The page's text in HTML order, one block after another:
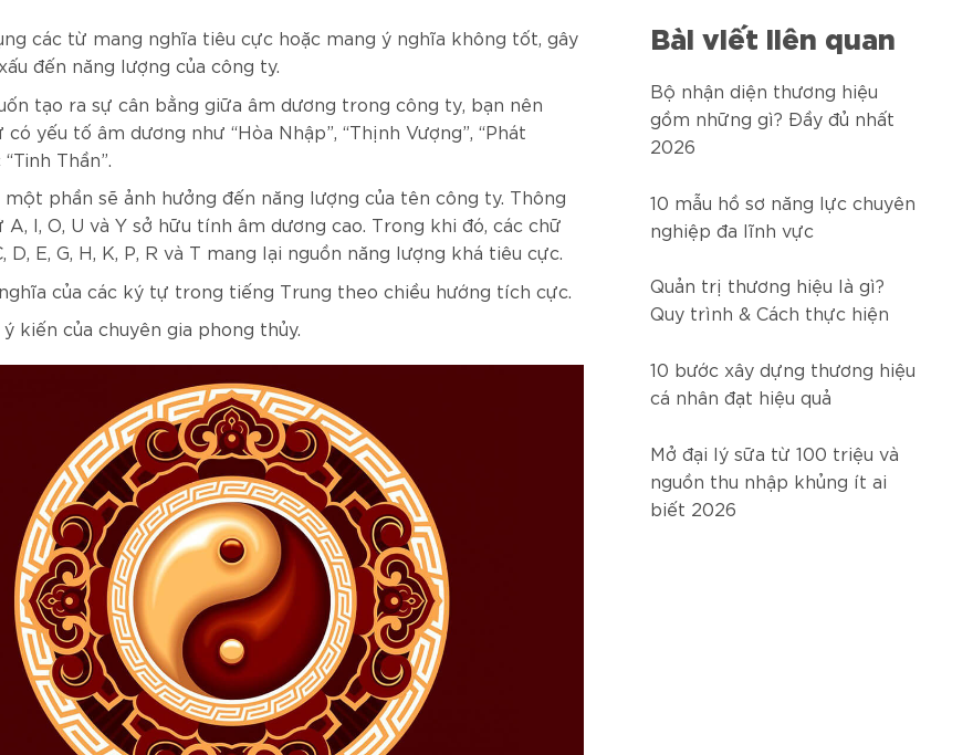
các từ mang nghĩa tiêu cực hoặc mang ý nghĩa không tốt, gây
đến năng lượng của công ty.
tạo ra sự cân bằng giữa âm dương trong công ty, bạn nên
yếu tố âm dương như “Hòa Nhập”, “Thịnh Vượng”, “Phát
Thần”.
một phần sẽ ảnh hưởng đến năng lượng của tên công ty. Thông
A, I, O, U và Y sở hữu tính âm dương cao. Trong khi đó, các chữ
D, E, G, H, K, P, R và T mang lại nguồn năng lượng khá tiêu cực.
của các ký tự trong tiếng Trung theo chiều hướng tích cực.
kiến ​​của chuyên gia phong thủy.
Bài viết liên quan
Bộ nhận diện thương hiệu
gồm những gì? Đầy đủ nhất
2026
10 mẫu hồ sơ năng lực chuyên
nghiệp đa lĩnh vực
Quản trị thương hiệu là gì?
Quy trình & Cách thực hiện
10 bước xây dựng thương hiệu
cá nhân đạt hiệu quả
Mở đại lý sữa từ 100 triệu và
nguồn thu nhập khủng ít ai
biết 2026